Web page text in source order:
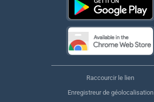
Raccourcir le lien
Enregistreur de géolocalisation